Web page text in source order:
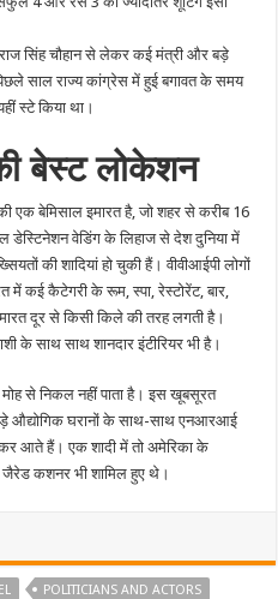
सिंह चौहान से लेकर कई मंत्री और बड़े
साल राज्य कांग्रेस में हुई बगावत के समय
स्टे किया था।
बेस्ट लोकेशन
एक बेमिसाल इमारत है, जो शहर से करीब 16
डेस्टिनेशन वेडिंग के लिहाज से देश दुनिया में
की शादियां हो चुकी हैं। वीवीआईपी लोगों
में कई कैटेगरी के रूम, स्पा, रेस्टोरेंट, बार,
दूर से किसी किले की तरह लगती है।
के साथ साथ शानदार इंटीरियर भी है।
से निकल नहीं पाता है। इस खूबसूरत
औद्योगिक घरानों के साथ-साथ एनआरआई
लेकर आते हैं। एक शादी में तो अमेरिका के
जैरेड कशनर भी शामिल हुए थे।
POLITICIANS AND ACTORS